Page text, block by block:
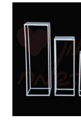
המלאי